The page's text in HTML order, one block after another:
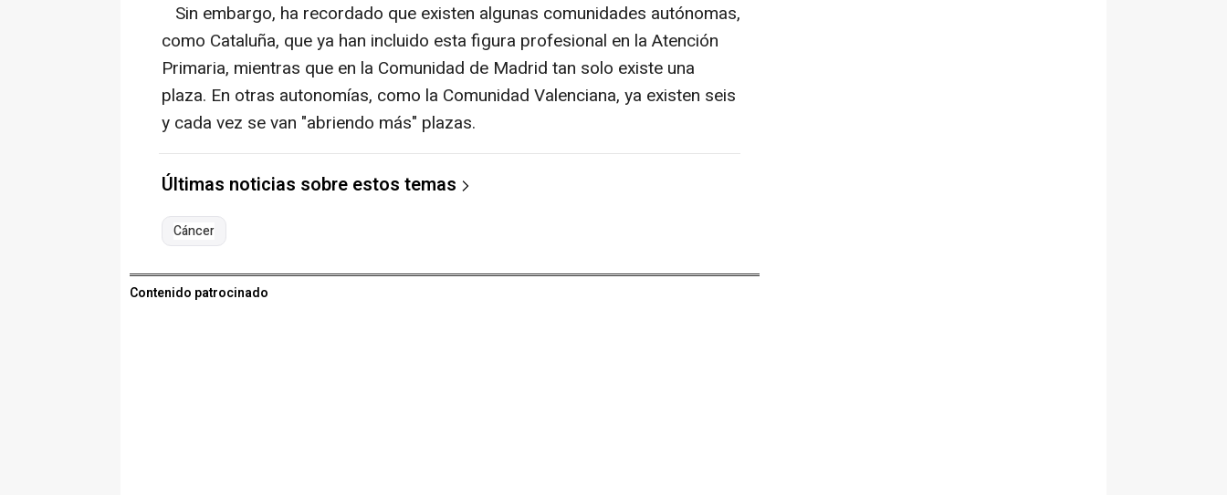
Sin embargo, ha recordado que existen algunas comunidades autónomas,
como Cataluña, que ya han incluido esta figura profesional en la Atención
Primaria, mientras que en la Comunidad de Madrid tan solo existe una
plaza. En otras autonomías, como la Comunidad Valenciana, ya existen seis
y cada vez se van "abriendo más" plazas.
Últimas noticias sobre estos temas
Cáncer
Contenido patrocinado